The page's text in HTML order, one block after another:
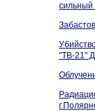
"ТВ-21"